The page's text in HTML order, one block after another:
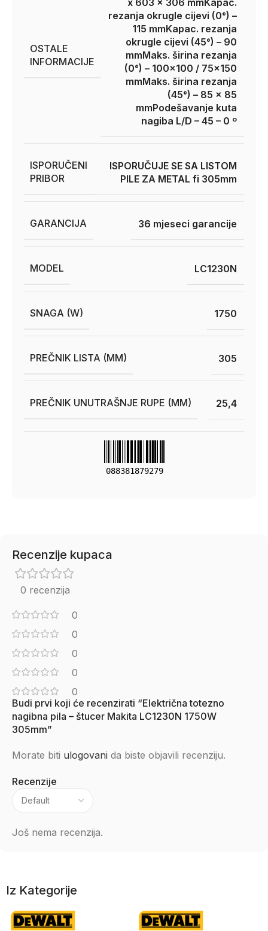
OSTALE
INFORMACIJE
x 603 x 306 mm Kapac.
rezanja okrugle cijevi (0°) –
115 mmKapac. rezanja
okrugle cijevi (45°) – 90
mmMaks. širina rezanja
(0°) – 100×100 / 75×150
mmMaks. širina rezanja
(45°) – 85 x 85
mmPodešavanje kuta
nagiba L/D – 45 – 0 º
ISPORUČENI
PRIBOR
ISPORUČUJE SE SA LISTOM
PILE ZA METAL fi 305mm
GARANCIJA 36 mjeseci garancije
MODEL LC1230N
SNAGA (W) 1750
PREČNIK LISTA (MM) 305
PREČNIK UNUTRAŠNJE RUPE (MM) 25,4
088381879279
Recenzije kupaca
0 recenzija
0
0
0
0
0
Recenzije
Još nema recenzija.
Budi prvi koji će recenzirati “Električna totezno
nagibna pila – štucer Makita LC1230N 1750W
305mm”
Morate biti ulogovani da biste objavili recenziju.
Iz Kategorije